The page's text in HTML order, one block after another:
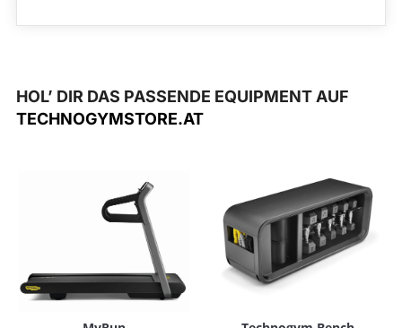
HOL’ DIR DAS PASSENDE EQUIPMENT AUF
TECHNOGYMSTORE.AT